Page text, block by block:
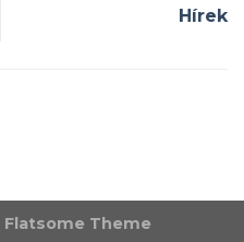
Hírek
Flatsome Theme